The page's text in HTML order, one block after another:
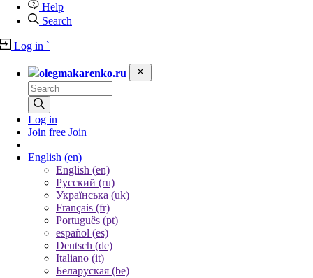
Help
Search
Log in `
olegmakarenko.ru
Log in
Join free Join
English (en)
English (en)
Русский (ru)
Українська (uk)
Français (fr)
Português (pt)
español (es)
Deutsch (de)
Italiano (it)
Беларуская (be)